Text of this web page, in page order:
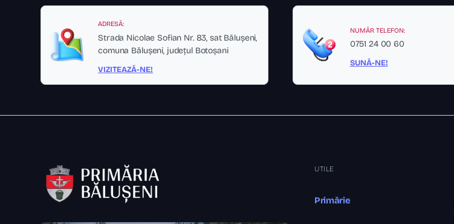
ADRESĂ:
Strada Nicolae Sofian Nr. 83, sat Bălușeni,
comuna Bălușeni, județul Botoșani
VIZITEAZĂ-NE!
NUMĂR TELEFON:
0751 24 00 60
SUNĂ-NE!
UTILE
Primărie